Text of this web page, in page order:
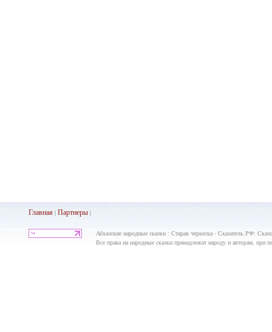
Главная| Партнеры|
Абхазские народные сказки : Старая черкеска - Сказатель.РФ:
Все права на народные сказки принадлежат народу и авторам, при